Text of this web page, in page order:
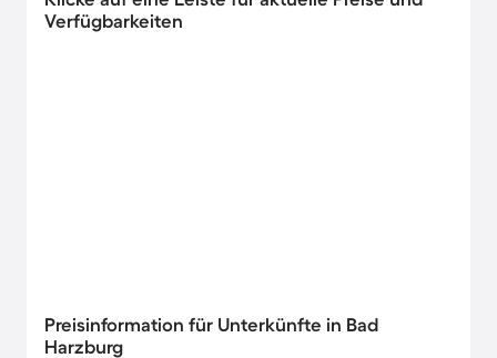
Verfügbarkeiten
Preisinformation für Unterkünfte in Bad
Harzburg